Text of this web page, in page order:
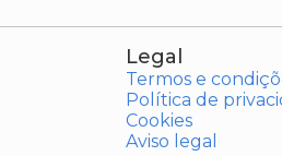
Legal
Termos e
Política de
Cookies
Aviso legal